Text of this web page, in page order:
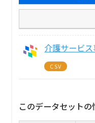
介護サービ
CSV
このデータセットの